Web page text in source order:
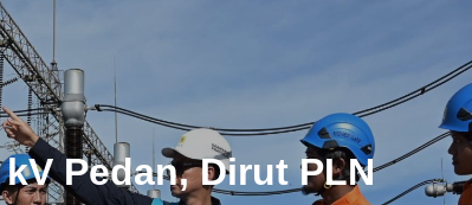
Pedan, Dirut PLN